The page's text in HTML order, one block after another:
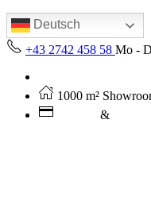
Deutsch
+43 2742 458 58 Mo -
1000 m²
&